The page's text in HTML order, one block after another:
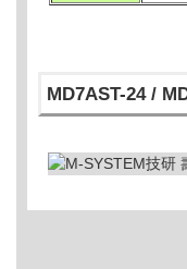
MD7AST-24 /